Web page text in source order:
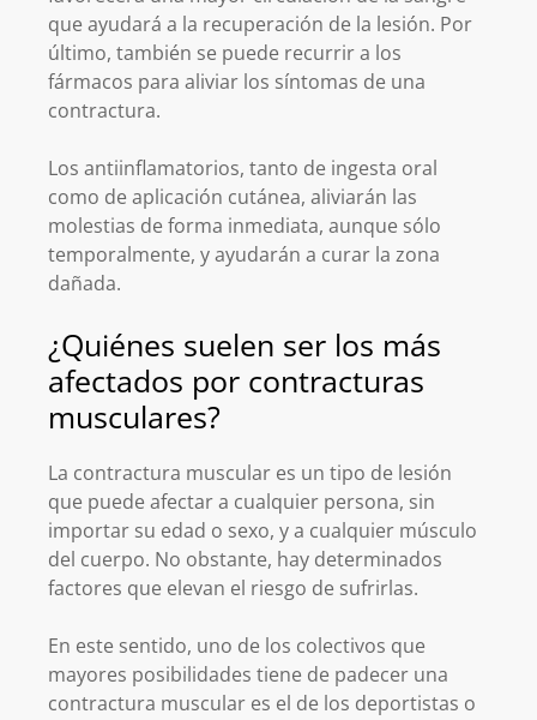
que ayudará a la recuperación de la lesión. Por
último, también se puede recurrir a los
fármacos para aliviar los síntomas de una
contractura.
Los antiinflamatorios, tanto de ingesta oral
como de aplicación cutánea, aliviarán las
molestias de forma inmediata, aunque sólo
temporalmente, y ayudarán a curar la zona
dañada.
¿Quiénes suelen ser los más
afectados por contracturas
musculares?
La contractura muscular es un tipo de lesión
que puede afectar a cualquier persona, sin
importar su edad o sexo, y a cualquier músculo
del cuerpo. No obstante, hay determinados
factores que elevan el riesgo de sufrirlas.
En este sentido, uno de los colectivos que
mayores posibilidades tiene de padecer una
contractura muscular es el de los deportistas o